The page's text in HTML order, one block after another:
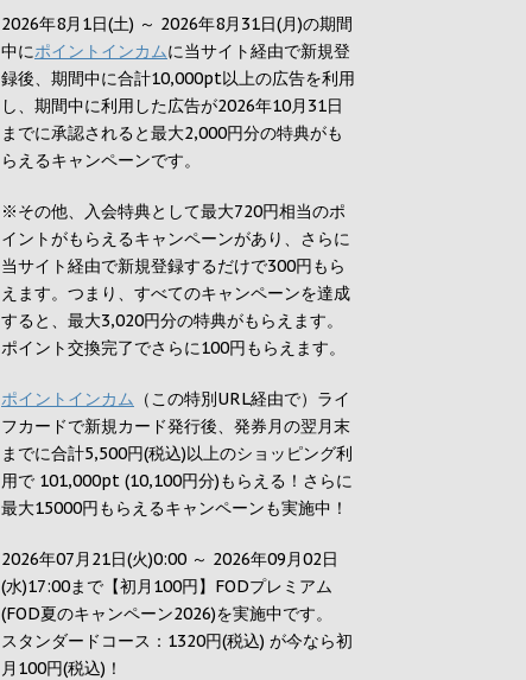
2026年8月1日(土) ～ 2026年8月31日(月)の期間
中にポイントインカムに当サイト経由で新規登
録後、期間中に合計10,000pt以上の広告を利用
し、期間中に利用した広告が2026年10月31日
までに承認されると最大2,000円分の特典がも
らえるキャンペーンです。
※その他、入会特典として最大720円相当のポ
イントがもらえるキャンペーンがあり、さらに
当サイト経由で新規登録するだけで300円もら
えます。つまり、すべてのキャンペーンを達成
すると、最大3,020円分の特典がもらえます。
ポイント交換完了でさらに100円もらえます。
ポイントインカム （この特別URL経由で）ライ
フカードで新規カード発行後、発券月の翌月末
までに合計5,500円(税込)以上のショッピング利
用で 101,000pt (10,100円分)もらえる！さらに
最大15000円もらえるキャンペーンも実施中！
2026年07月21日(火)0:00 ～ 2026年09月02日
(水)17:00まで【初月100円】FODプレミアム
(FOD夏のキャンペーン2026)を実施中です。
スタンダードコース：1320円(税込) が今なら初
月100円(税込)！